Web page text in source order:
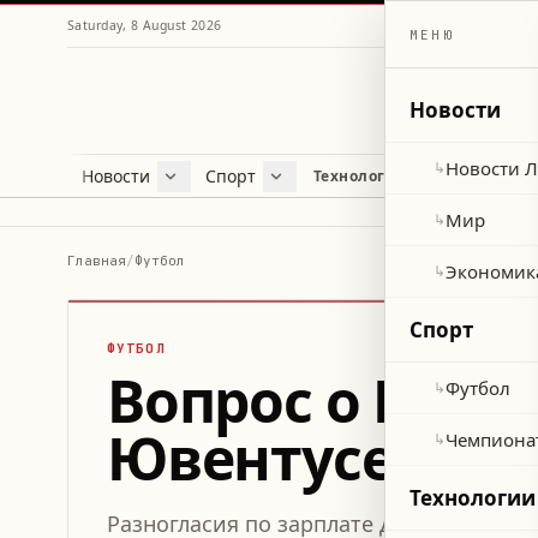
Saturday, 8 August 2026
Новости
Новости ЛиванаСпорт
Футбол
Технологии и наука
Главная/Футбол
ФУТБОЛ
Вопрос о
Ювентусе
Разногласия по зарплате Душана
МЕНЮ
Новости
↳Новости
↳Мир
↳
Спорт
↳Футбол
↳
Технологии